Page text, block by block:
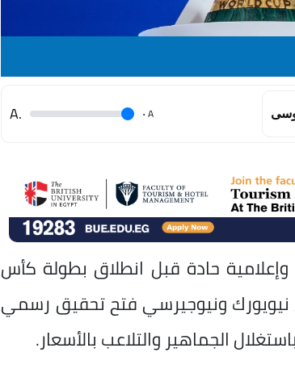
A
.
.A
وإعلامية حادة قبل انطلاق بطولة كأس
نيويورك ونيوجيرسي فتح تحقيق رسمي
الجماهير والتلاعب بالأسعار.